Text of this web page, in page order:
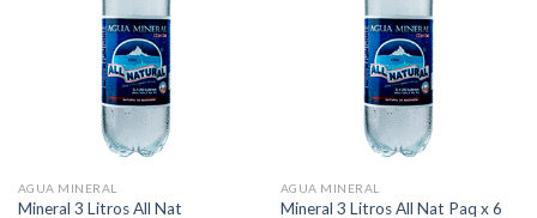
AGUA MINERAL
Mineral 3 Litros All Nat
AGUA MINERAL
Mineral 3 Litros All Nat Paq x 6